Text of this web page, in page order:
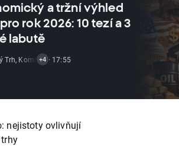
a tržní výhled
rok 2026: 10 tezí a 3
labutě
Trh, Komoditní Trh,Ekonomické Reporty Akciový Trh,
+4 · 17:55
nejistoty ovlivňují